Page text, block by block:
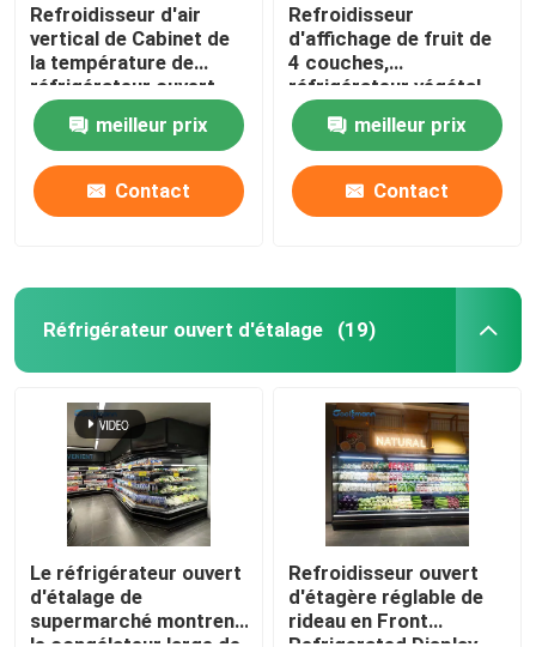
Refroidisseur d'air
vertical de Cabinet de
la température de
réfrigérateur ouvert
simple d'affichage
meilleur prix
Contact
Refroidisseur
d'affichage de fruit de
4 couches,
réfrigérateur végétal
stratifié d'affichage de
rideau en vent
meilleur prix
Contact
Réfrigérateur ouvert d'étalage (19)
Le réfrigérateur ouvert
d'étalage de
supermarché montrent
Refroidisseur ouvert
d'étagère réglable de
rideau en Front